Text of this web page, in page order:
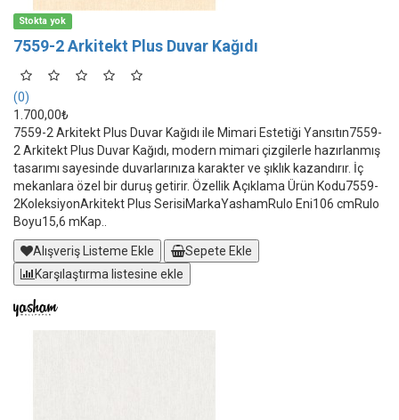
Stokta yok
7559-2 Arkitekt Plus Duvar Kağıdı
(0)
1.700,00₺
7559-2 Arkitekt Plus Duvar Kağıdı ile Mimari Estetiği Yansıtın7559-
2 Arkitekt Plus Duvar Kağıdı, modern mimari çizgilerle hazırlanmış
tasarımı sayesinde duvarlarınıza karakter ve şıklık kazandırır. İç
mekanlara özel bir duruş getirir. Özellik Açıklama Ürün Kodu7559-
2KoleksiyonArkitekt Plus SerisiMarkaYashamRulo Eni106 cmRulo
Boyu15,6 mKap..
Alışveriş Listeme Ekle
Sepete Ekle
Karşılaştırma listesine ekle